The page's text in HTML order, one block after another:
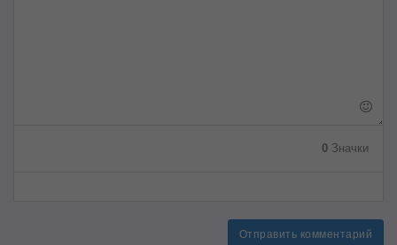
0 Значки
Отправить комментарий